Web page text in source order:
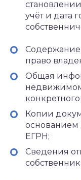
учёт и дата
Содержание
право
Общая
Копии
ЕГРН;
Сведения